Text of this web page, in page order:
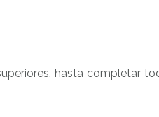
hasta completar